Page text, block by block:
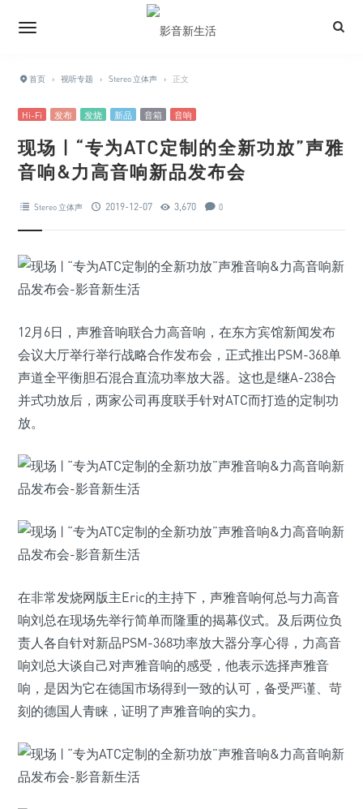
首页 › 视听专题 › Stereo 立体声 › 正文
Hi-Fi 发布 发烧 新品 音箱 音响
现场 | “专为ATC定制的全新功放”声雅
音响&力高音响新品发布会
Stereo 立体声 2019-12-07 3,670 0
12月6日，声雅音响联合力高音响，在东方宾馆新闻发布
会议大厅举行举行战略合作发布会，正式推出PSM-368单
声道全平衡胆石混合直流功率放大器。这也是继A-238合
并式功放后，两家公司再度联手针对ATC而打造的定制功
放。
在非常发烧网版主Eric的主持下，声雅音响何总与力高音
响刘总在现场先举行简单而隆重的揭幕仪式。及后两位负
责人各自针对新品PSM-368功率放大器分享心得，力高音
响刘总大谈自己对声雅音响的感受，他表示选择声雅音
响，是因为它在德国市场得到一致的认可，备受严谨、苛
刻的德国人青睐，证明了声雅音响的实力。